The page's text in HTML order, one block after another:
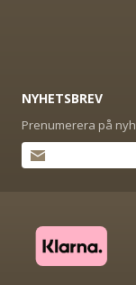
NYHETSBREV
Prenumerera på